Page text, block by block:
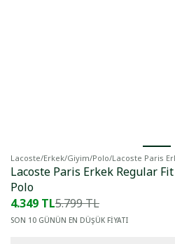
Lacoste/Erkek/Giyim/Polo/Lacoste Paris
Lacoste Paris Erkek Regular
Polo
4.349 TL5.799 TL
SON 10 GÜNÜN EN DÜŞÜK FİYATI